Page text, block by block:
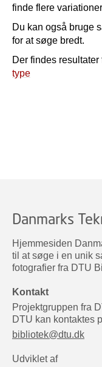
finde flere
Du kan også bruge
for at søge bredt.
Der findes resultater
type
Danmarks
Hjemmesiden
til at søge i en unik
fotografier fra DTU
Kontakt
Projektgruppen fra
DTU kan kontaktes
bibliotek@dtu.dk
Udviklet af